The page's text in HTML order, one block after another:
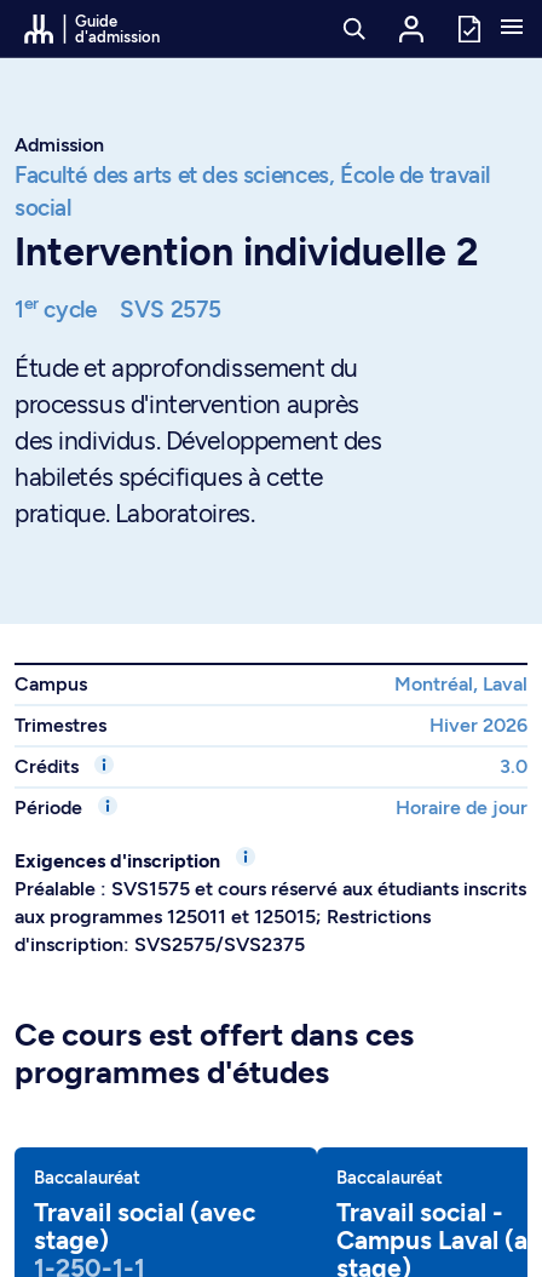
Passer au contenu
Guide
d'admission
Admission
Faculté des arts et des sciences, École de travail
social
Intervention individuelle 2
1ercycle SVS 2575
Étude et approfondissement du
processus d'intervention auprès
des individus. Développement des
habiletés spécifiques à cette
pratique. Laboratoires.
Campus
Montréal, Laval
Trimestres
Hiver 2026
Crédits
3.0
Période
Horaire de jour
Exigences d'inscription
Préalable : SVS1575 et cours réservé aux étudiants inscrits
aux programmes 125011 et 125015; Restrictions
d'inscription: SVS2575/SVS2375
Ce cours est offert dans ces
programmes d'études
Baccalauréat
Travail social (avec
stage)
1-250-1-1
Baccalauréat
Travail social -
Campus Laval
stage)